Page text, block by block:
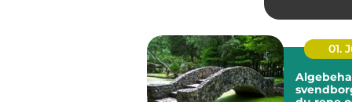
01.
svendborg sådan